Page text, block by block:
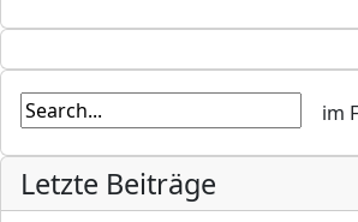
Letzte Beiträge